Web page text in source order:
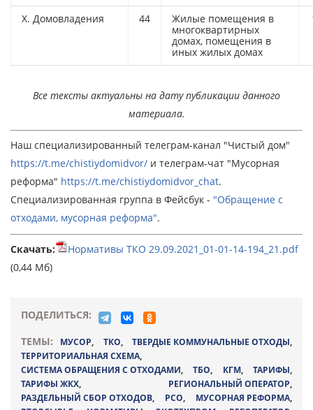
X. Домовладения
44
Жилые помещения в
многоквартирных
домах, помещения в
иных жилых домах
Все тексты актуальны на дату публикации данного
материала.
Наш специализированный телеграм-канал "Чистый дом"
https://t.me/chistiydomidvor/ и телеграм-чат "Мусорная
реформа" https://t.me/chistiydomidvor_chat.
Специализированная группа в Фейсбук - "Обращение с
отходами, мусорная реформа".
Скачать:
Нормативы ТКО 29.09.2021_01-01-14-194_21.pdf
(0,44 Мб)
ПОДЕЛИТЬСЯ:
ТЕМЫ:
МУСОР, ТКО, ТВЕРДЫЕ КОММУНАЛЬНЫЕ ОТХОДЫ,
ТЕРРИТОРИАЛЬНАЯ СХЕМА,
СИСТЕМА ОБРАЩЕНИЯ С ОТХОДАМИ,ТБО, КГМ,ТАРИФЫ,
ТАРИФЫ ЖКХ, РЕГИОНАЛЬНЫЙ ОПЕРАТОР,
РАЗДЕЛЬНЫЙ СБОР ОТХОДОВ, РСО, МУСОРНАЯ РЕФОРМА,